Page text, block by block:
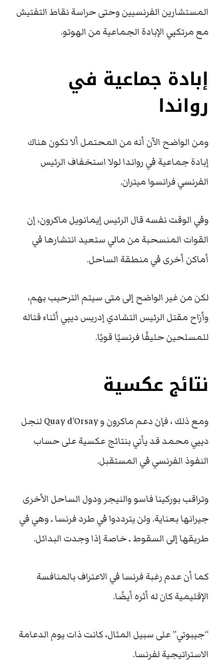
المستشارين الفرنسيين وحتى حراسة نقاط التفتيش
مع مرتكبي الإبادة الجماعية من الهوتو.
إبادة جماعية في
رواندا
ومن الواضح الآن أنه من المحتمل ألا تكون هناك
إبادة جماعية في رواندا لولا استخفاف الرئيس
الفرنسي فرانسوا ميتران.
وفي الوقت نفسه قال الرئيس إيمانويل ماكرون، إن
القوات المنسحبة من مالي ستعيد انتشارها في
أماكن أخرى في منطقة الساحل.
لكن من غير الواضح إلى متى سيتم الترحيب بهم،
وأزاح مقتل الرئيس التشادي إدريس ديبي أثناء قتاله
للمسلحين حليفًا فرنسيًا قويًا.
نتائج عكسية
ومع ذلك ، فإن دعم ماكرون و Quay d’Orsay لنجل
ديبي محمد قد يأتي بنتائج عكسية على حساب
النفوذ الفرنسي في المستقبل.
وتراقب بوركينا فاسو والنيجر ودول الساحل الأخرى
جيرانها بعناية. ولن يترددوا في طرد فرنسا ـ وهي في
طريقها إلى السقوط ـ خاصة إذا وجدت البدائل.
كما أن عدم رغبة فرنسا في الاعتراف بالمنافسة
الإقليمية كان له أثره أيضًا.
“جيبوتي” على سبيل المثال، كانت ذات يوم الدعامة
الاستراتيجية لفرنسا.